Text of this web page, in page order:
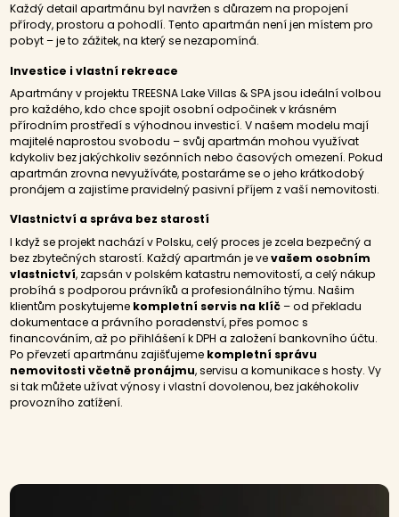
Každý detail apartmánu byl navržen s důrazem na propojení
přírody, prostoru a pohodlí. Tento apartmán není jen místem pro
pobyt – je to zážitek, na který se nezapomíná.
Investice i vlastní rekreace
Apartmány v projektu TREESNA Lake Villas & SPA jsou ideální volbou
pro každého, kdo chce spojit osobní odpočinek v krásném
přírodním prostředí s výhodnou investicí. V našem modelu mají
majitelé naprostou svobodu – svůj apartmán mohou využívat
kdykoliv bez jakýchkoliv sezónních nebo časových omezení. Pokud
apartmán zrovna nevyužíváte, postaráme se o jeho krátkodobý
pronájem a zajistíme pravidelný pasivní příjem z vaší nemovitosti.
Vlastnictví a správa bez starostí
I když se projekt nachází v Polsku, celý proces je zcela bezpečný a
bez zbytečných starostí. Každý apartmán je vevašem osobním
vlastnictví, zapsán v polském katastru nemovitostí, a celý nákup
probíhá s podporou právníků a profesionálního týmu. Našim
klientům poskytujeme kompletní servis na klíč – od překladu
dokumentace a právního poradenství, přes pomoc s
financováním, až po přihlášení k DPH a založení bankovního účtu.
Po převzetí apartmánu zajišťujeme kompletní správu
nemovitosti včetně pronájmu, servisu a komunikace s hosty. Vy
si tak můžete užívat výnosy i vlastní dovolenou, bez jakéhokoliv
provozního zatížení.